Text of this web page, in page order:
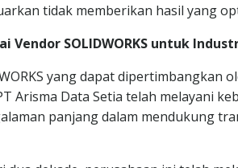
tidak memberikan hasil yang
Vendor SOLIDWORKS untuk
yang dapat dipertimbangkan
Arisma Data Setia telah melayani
panjang dalam mendukung